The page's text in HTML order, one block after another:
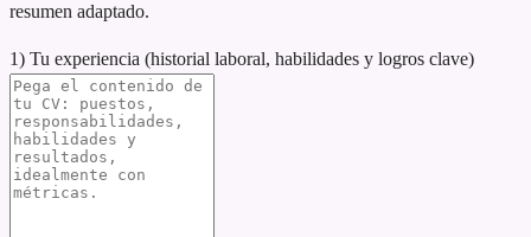
resumen adaptado.
1) Tu experiencia (historial laboral, habilidades y logros clave)